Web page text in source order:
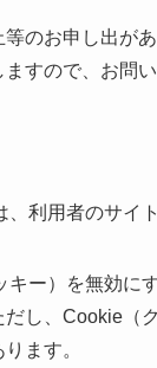
等のお申し出が
すので、お問い
利用者のサイ
キー）を無効に
だし、Cookie（
ます。